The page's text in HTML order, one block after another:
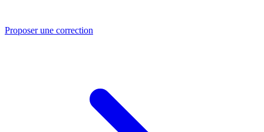
Proposer une correction